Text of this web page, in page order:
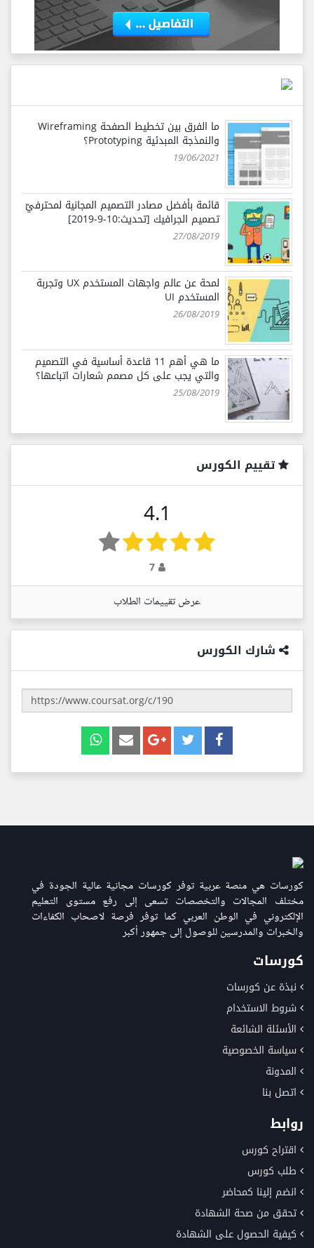
ما الفرق بين تخطيط الصفحة Wireframing
والنمذجة المبدئية Prototyping؟
19/06/2021
قائمة بأفضل مصادر التصميم المجانية لمحترفيّ
تصميم الجرافيك [تحديث:10-9-2019]
27/08/2019
لمحة عن عالم واجهات المستخدم UX وتجربة
المستخدم UI
26/08/2019
ما هي أهم 11 قاعدة أساسية في التصميم
والتي يجب على كل مصمم شعارات اتباعها؟
25/08/2019
تقييم الكورس
4.1
7
عرض تقييمات الطلاب
شارك الكورس
كورسات هي منصة عربية توفر كورسات مجانية عالية الجودة في
مختلف المجالات والتخصصات تسعى إلى رفع مستوى التعليم
الإلكتروني في الوطن العربي كما توفر فرصة لاصحاب الكفاءات
والخبرات والمدرسين للوصول إلى جمهور أكبر
كورسات
نبذة عن كورسات
شروط الاستخدام
الأسئلة الشائعة
سياسة الخصوصية
المدونة
اتصل بنا
روابط
اقتراح كورس
طلب كورس
انضم إلينا كمحاضر
تحقق من صحة الشهادة
كيفية الحصول على الشهادة